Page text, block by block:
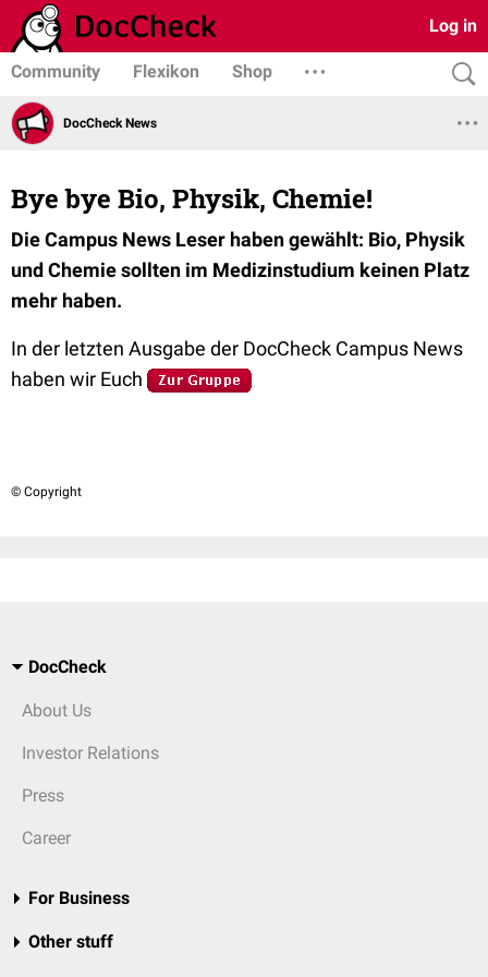
Log in
Community Flexikon Shop
DocCheck News
Bye bye Bio, Physik, Chemie!
Die Campus News Leser haben gewählt: Bio, Physik
und Chemie sollten im Medizinstudium keinen Platz
mehr haben.
In der letzten Ausgabe der DocCheck Campus News
haben wir Euch
© Copyright
DocCheck
About Us
Investor Relations
Press
Career
For Business
Other stuff